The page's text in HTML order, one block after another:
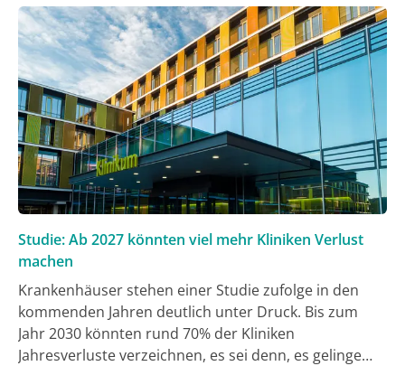
eines Posters auf dem EHA-kongress präsentiert [1].
Studie: Ab 2027 könnten viel mehr Kliniken Verlust
machen
Krankenhäuser stehen einer Studie zufolge in den
kommenden Jahren deutlich unter Druck. Bis zum
Jahr 2030 könnten rund 70% der Kliniken
Jahresverluste verzeichnen, es sei denn, es gelinge